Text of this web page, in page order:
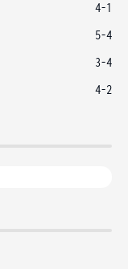
4-1
5-4
3-4
4-2